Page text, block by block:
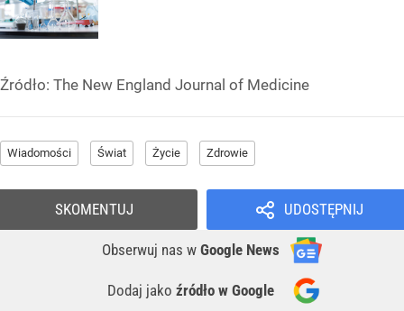
Źródło: The New England Journal of Medicine
Wiadomości Świat Życie Zdrowie
UDOSTĘPNIJ
Obserwuj nas w Google News
Dodaj jako źródło w Google
SKOMENTUJ